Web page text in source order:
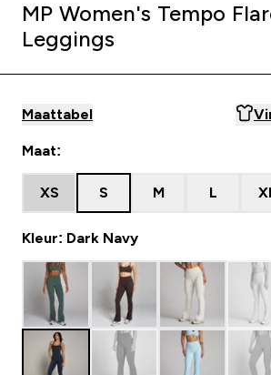
MP Women's Tempo
Leggings
Maattabel
Maat:
XS S M L
Kleur: Dark Navy